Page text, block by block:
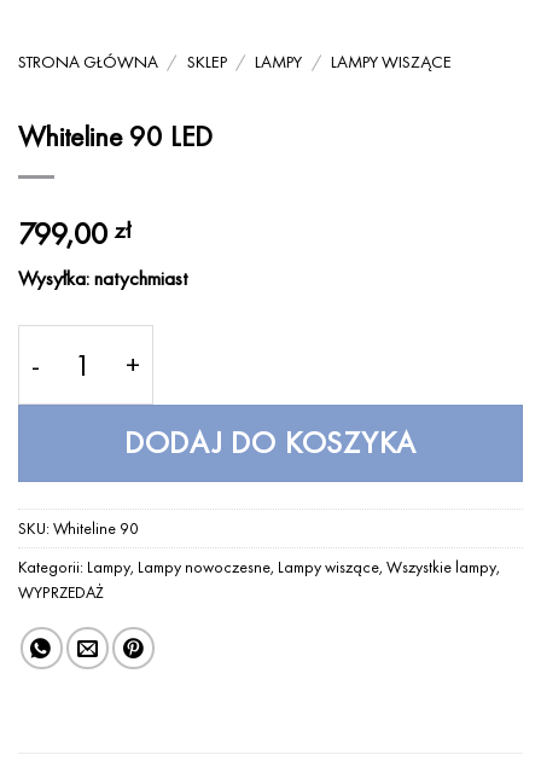
STRONA GŁÓWNA / SKLEP / LAMPY / LAMPY WISZĄCE
Whiteline 90 LED
799,00zł
Wysyłka: natychmiast
DODAJ DO KOSZYKA
SKU: Whiteline 90
Kategorii: Lampy, Lampy nowoczesne, Lampy wiszące, Wszystkie lampy,
WYPRZEDAŻ